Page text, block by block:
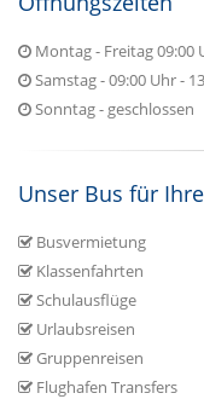
Montag - Freitag 09:00
Samstag - 09:00 Uhr -
Sonntag - geschlossen
Unser Bus für
Busvermietung
Klassenfahrten
Schulausflüge
Urlaubsreisen
Gruppenreisen
Flughafen Transfers